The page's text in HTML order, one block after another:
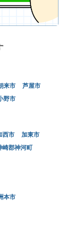
来市
芦屋市
野市
西市
加東市
崎郡神河町
本市